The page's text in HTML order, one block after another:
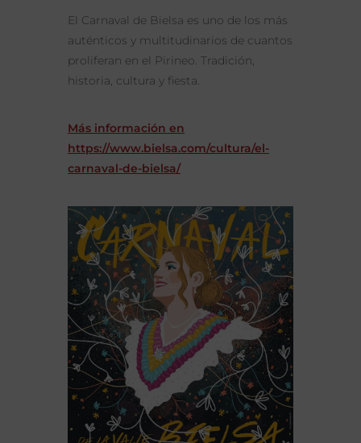
El Carnaval de Bielsa es uno de los más
auténticos y multitudinarios de cuantos
proliferan en el Pirineo. Tradición,
historia, cultura y fiesta.
Más información en
https://www.bielsa.com/cultura/el-
carnaval-de-bielsa/